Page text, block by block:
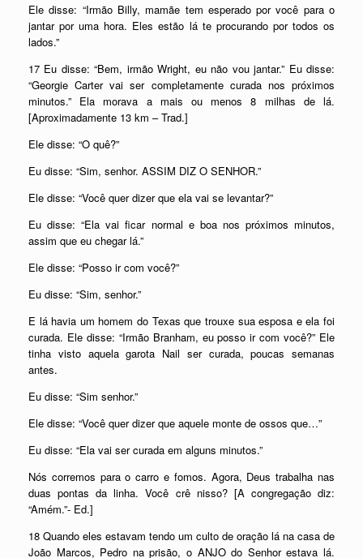
Ele disse: “Irmão Billy, mamãe tem esperado por você para o
jantar por uma hora. Eles estão lá te procurando por todos os
lados.”
17 Eu disse: “Bem, irmão Wright, eu não vou jantar.” Eu disse:
“Georgie Carter vai ser completamente curada nos próximos
minutos.” Ela morava a mais ou menos 8 milhas de lá.
[Aproximadamente 13 km – Trad.]
Ele disse: “O quê?”
Eu disse: “Sim, senhor. ASSIM DIZ O SENHOR.”
Ele disse: “Você quer dizer que ela vai se levantar?”
Eu disse: “Ela vai ficar normal e boa nos próximos minutos,
assim que eu chegar lá.”
Ele disse: “Posso ir com você?”
Eu disse: “Sim, senhor.”
E lá havia um homem do Texas que trouxe sua esposa e ela foi
curada. Ele disse: “Irmão Branham, eu posso ir com você?” Ele
tinha visto aquela garota Nail ser curada, poucas semanas
antes.
Eu disse: “Sim senhor.”
Ele disse: “Você quer dizer que aquele monte de ossos que…”
Eu disse: “Ela vai ser curada em alguns minutos.”
Nós corremos para o carro e fomos. Agora, Deus trabalha nas
duas pontas da linha. Você crê nisso? [A congregação diz:
“Amém.”- Ed.]
18 Quando eles estavam tendo um culto de oração lá na casa de
João Marcos, Pedro na prisão, o ANJO do Senhor estava lá.